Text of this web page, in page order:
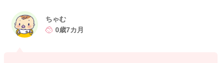
まで頑張る。
離乳食食べても食べなくても、ミルク量は変わらないとのこと
ちゃむ
0歳7カ月